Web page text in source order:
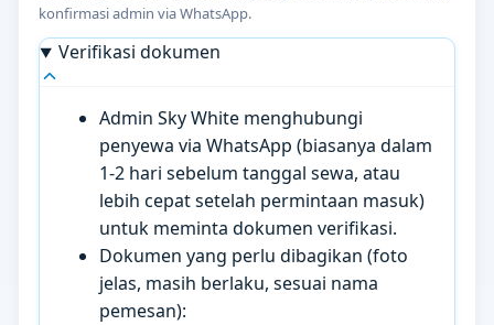
konfirmasi admin via WhatsApp.
Verifikasi dokumen
Admin Sky White menghubungi
penyewa via WhatsApp (biasanya dalam
1-2 hari sebelum tanggal sewa, atau
lebih cepat setelah permintaan masuk)
untuk meminta dokumen verifikasi.
Dokumen yang perlu dibagikan (foto
jelas, masih berlaku, sesuai nama
pemesan):